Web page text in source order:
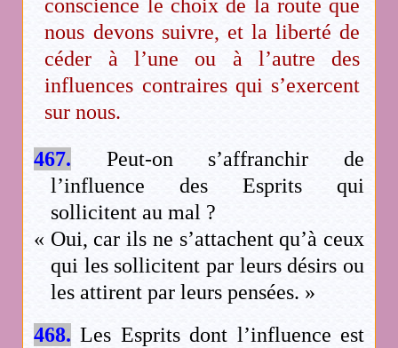
conscience le choix de la route que
nous devons suivre, et la liberté de
céder à l’une ou à l’autre des
influences contraires qui s’exercent
sur nous.
467. Peut-on s’affranchir de
l’influence des Esprits qui
sollicitent au mal ?
« Oui, car ils ne s’attachent qu’à ceux
qui les sollicitent par leurs désirs ou
les attirent par leurs pensées. »
468. Les Esprits dont l’influence est